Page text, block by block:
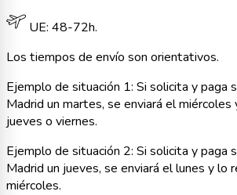
UE: 48-72h.
Los tiempos de envío son orientativos.
Ejemplo de situación 1: Si solicita y paga
Madrid un martes, se enviará el miércoles
jueves o viernes.
Ejemplo de situación 2: Si solicita y paga
Madrid un jueves, se enviará el lunes y lo
miércoles.